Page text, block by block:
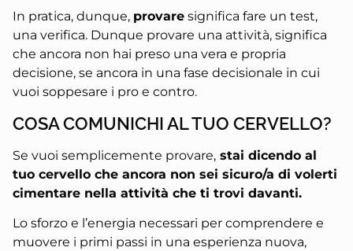
In pratica, dunque, provare significa fare un test,
una verifica. Dunque provare una attività, significa
che ancora non hai preso una vera e propria
decisione, se ancora in una fase decisionale in cui
vuoi soppesare i pro e contro.
COSA COMUNICHI AL TUO CERVELLO?
Se vuoi semplicemente provare, stai dicendo al
tuo cervello che ancora non sei sicuro/a di volerti
cimentare nella attività che ti trovi davanti.
Lo sforzo e l’energia necessari per comprendere e
muovere i primi passi in una esperienza nuova,